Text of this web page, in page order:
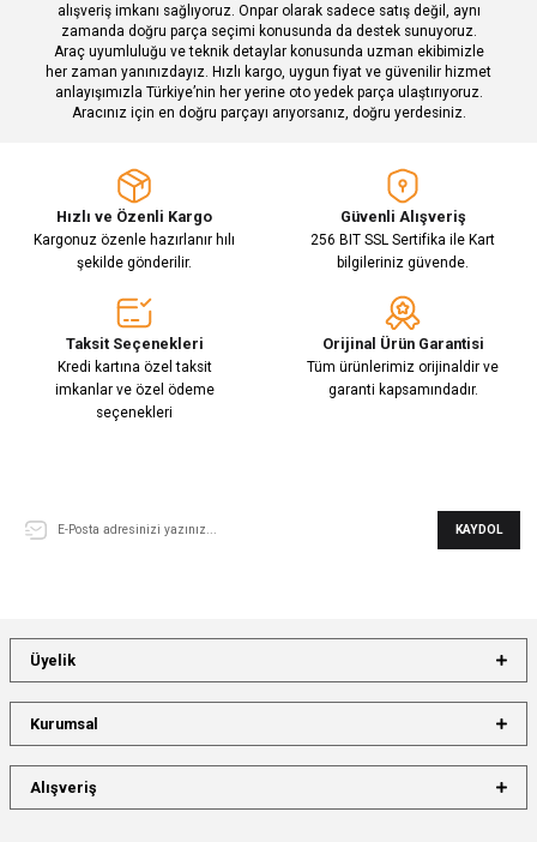
Gönder
alışveriş imkanı sağlıyoruz. Onpar olarak sadece satış değil, aynı
zamanda doğru parça seçimi konusunda da destek sunuyoruz.
Araç uyumluluğu ve teknik detaylar konusunda uzman ekibimizle
her zaman yanınızdayız. Hızlı kargo, uygun fiyat ve güvenilir hizmet
anlayışımızla Türkiye’nin her yerine oto yedek parça ulaştırıyoruz.
Aracınız için en doğru parçayı arıyorsanız, doğru yerdesiniz.
Hızlı ve Özenli Kargo
Kargonuz özenle hazırlanır hılı
şekilde gönderilir.
Güvenli Alışveriş
256 BIT SSL Sertifika ile Kart
bilgileriniz güvende.
Taksit Seçenekleri
Kredi kartına özel taksit
imkanlar ve özel ödeme
seçenekleri
Orijinal Ürün Garantisi
Tüm ürünlerimiz orijinaldir ve
garanti kapsamındadır.
KAYDOL
Üyelik
Kurumsal
Alışveriş